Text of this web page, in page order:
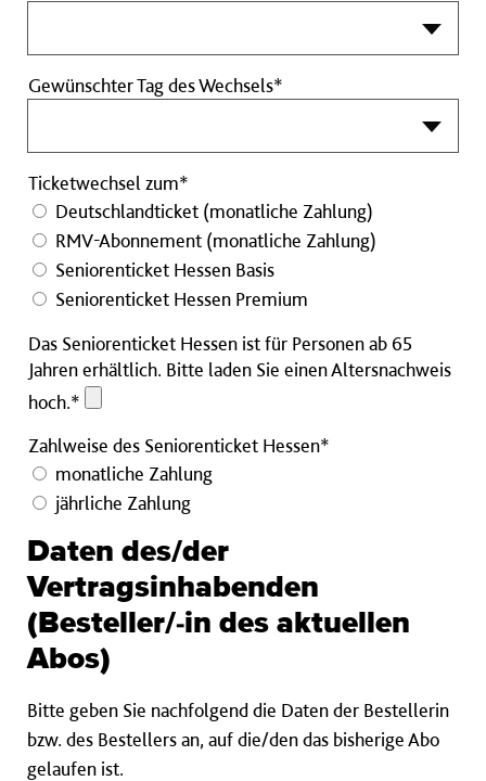
Gewünschter Tag des Wechsels*
Ticketwechsel zum*
Deutschlandticket (monatliche Zahlung)
RMV-Abonnement (monatliche Zahlung)
Seniorenticket Hessen Basis
Seniorenticket Hessen Premium
Das Seniorenticket Hessen ist für Personen ab 65
Jahren erhältlich. Bitte laden Sie einen Altersnachweis
hoch.* Das
Hessen
ist
für
ab
65
Jahren
erhältlich.
Bitte
laden
Sie
einen
Altersnachweis
Zahlweise des Seniorenticket Hessen*
monatliche Zahlung
jährliche Zahlung
Daten des/der
Vertragsinhabenden
(Besteller/-in des aktuellen
Abos)
Bitte geben Sie nachfolgend die Daten der Bestellerin
bzw. des Bestellers an, auf die/den das bisherige Abo
gelaufen ist.